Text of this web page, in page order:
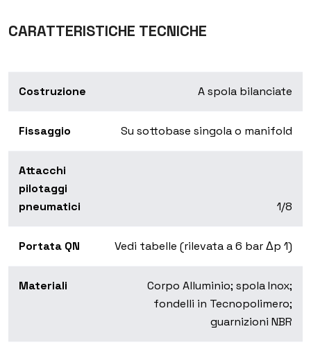
CARATTERISTICHE TECNICHE
Costruzione A spola bilanciate
Fissaggio Su sottobase singola o manifold
Attacchi
pilotaggi
pneumatici
1/8
Portata QN Vedi tabelle (rilevata a 6 bar Δp 1)
Materiali
Corpo Alluminio; spola Inox;
fondelli in Tecnopolimero;
guarnizioni NBR